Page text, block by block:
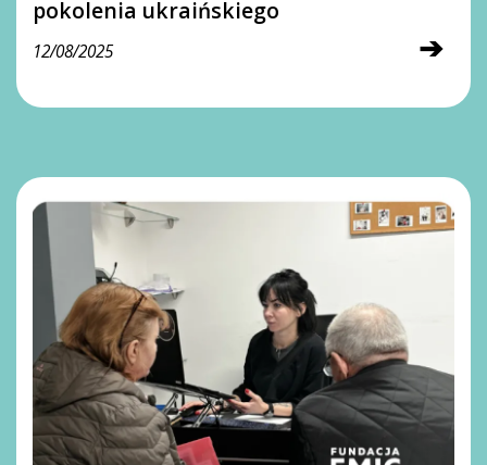
pokolenia ukraińskiego
➔
12/08/2025